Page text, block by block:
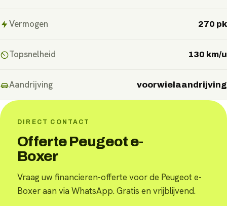
Vermogen 270 pk
Topsnelheid 130 km/u
Aandrijving voorwielaandrijving
DIRECT CONTACT
Offerte Peugeot e-
Boxer
Vraag uw financieren-offerte voor de Peugeot e-
Boxer aan via WhatsApp. Gratis en vrijblijvend.